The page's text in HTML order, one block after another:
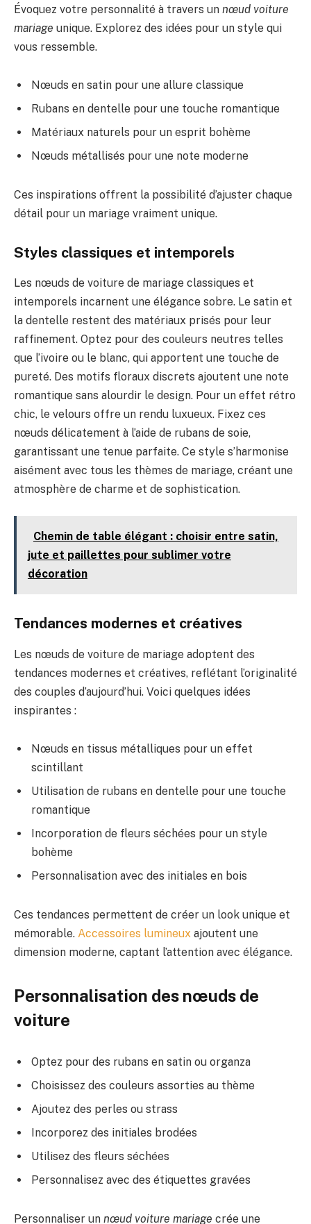
Évoquez votre personnalité à travers un nœud voiture
mariage unique. Explorez des idées pour un style qui
vous ressemble.
Nœuds en satin pour une allure classique
Rubans en dentelle pour une touche romantique
Matériaux naturels pour un esprit bohème
Nœuds métallisés pour une note moderne
Ces inspirations offrent la possibilité d’ajuster chaque
détail pour un mariage vraiment unique.
Styles classiques et intemporels
Les nœuds de voiture de mariage classiques et
intemporels incarnent une élégance sobre. Le satin et
la dentelle restent des matériaux prisés pour leur
raffinement. Optez pour des couleurs neutres telles
que l’ivoire ou le blanc, qui apportent une touche de
pureté. Des motifs floraux discrets ajoutent une note
romantique sans alourdir le design. Pour un effet rétro
chic, le velours offre un rendu luxueux. Fixez ces
nœuds délicatement à l’aide de rubans de soie,
garantissant une tenue parfaite. Ce style s’harmonise
aisément avec tous les thèmes de mariage, créant une
atmosphère de charme et de sophistication.
Chemin de table élégant : choisir entre satin,
jute et paillettes pour sublimer votre
décoration
Tendances modernes et créatives
Les nœuds de voiture de mariage adoptent des
tendances modernes et créatives, reflétant l’originalité
des couples d’aujourd’hui. Voici quelques idées
inspirantes :
Nœuds en tissus métalliques pour un effet
scintillant
Utilisation de rubans en dentelle pour une touche
romantique
Incorporation de fleurs séchées pour un style
bohème
Personnalisation avec des initiales en bois
Ces tendances permettent de créer un look unique et
mémorable. Accessoires lumineux ajoutent une
dimension moderne, captant l’attention avec élégance.
Personnalisation des nœuds de
voiture
Optez pour des rubans en satin ou organza
Choisissez des couleurs assorties au thème
Ajoutez des perles ou strass
Incorporez des initiales brodées
Utilisez des fleurs séchées
Personnalisez avec des étiquettes gravées
Personnaliser un nœud voiture mariage crée une